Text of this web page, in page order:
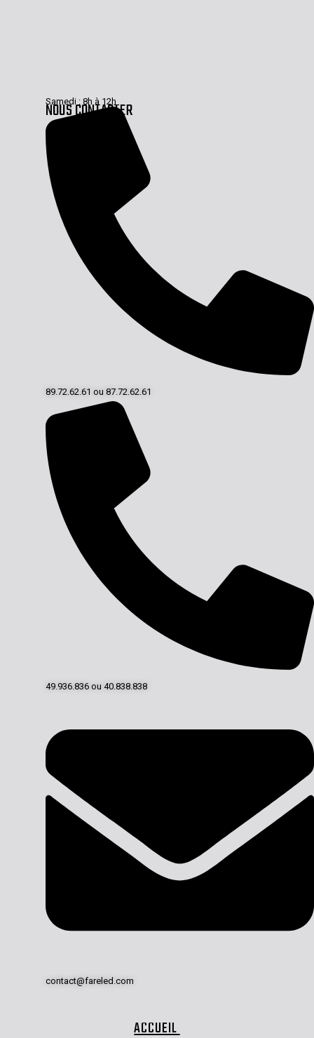
Samedi : 8h à 12h
NOUS CONTACTER
89.72.62.61 ou 87.72.62.61
49.936.836 ou 40.838.838
contact@fareled.com
ACCUEIL